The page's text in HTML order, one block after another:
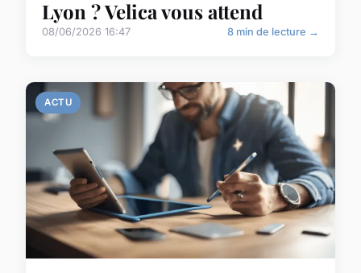
Lyon ? Velica vous attend
08/06/2026 16:47 8 min de lecture →
ACTU